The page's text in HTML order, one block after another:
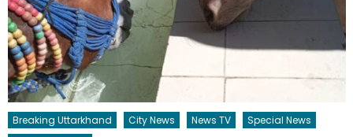
Breaking Uttarkhand City News News TV
Special News